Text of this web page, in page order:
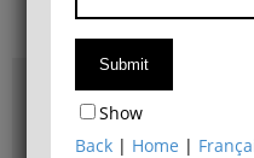
Access & maps
Philosophy
Show
Back | Home |